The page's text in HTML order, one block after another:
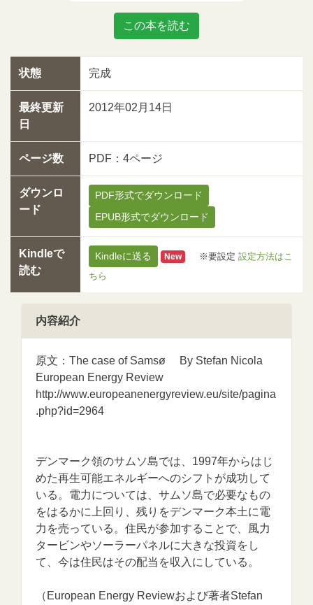
この本を読む
状態 完成
最終更新
日
2012年02月14日
ページ数 PDF：4ページ
ダウンロ
ード
PDF形式でダウンロード
EPUB形式でダウンロード
Kindleで
読む
Kindleに送る New ※要設定 設定方法はこ
ちら
内容紹介
原文：The case of Samsø By Stefan Nicola
European Energy Review
http://www.europeanenergyreview.eu/site/pagina
.php?id=2964
デンマーク領のサムソ島では、1997年からはじ
めた再生可能エネルギーへのシフトが成功して
いる。電力については、サムソ島で必要なもの
をはるかに上回り、残りをデンマーク本土に電
力を売っている。住民が参加することで、風力
タービンやソーラーパネルに大きな投資をし
て、今は住民はその配当を収入にしている。
（European Energy Reviewおよび著者Stefan